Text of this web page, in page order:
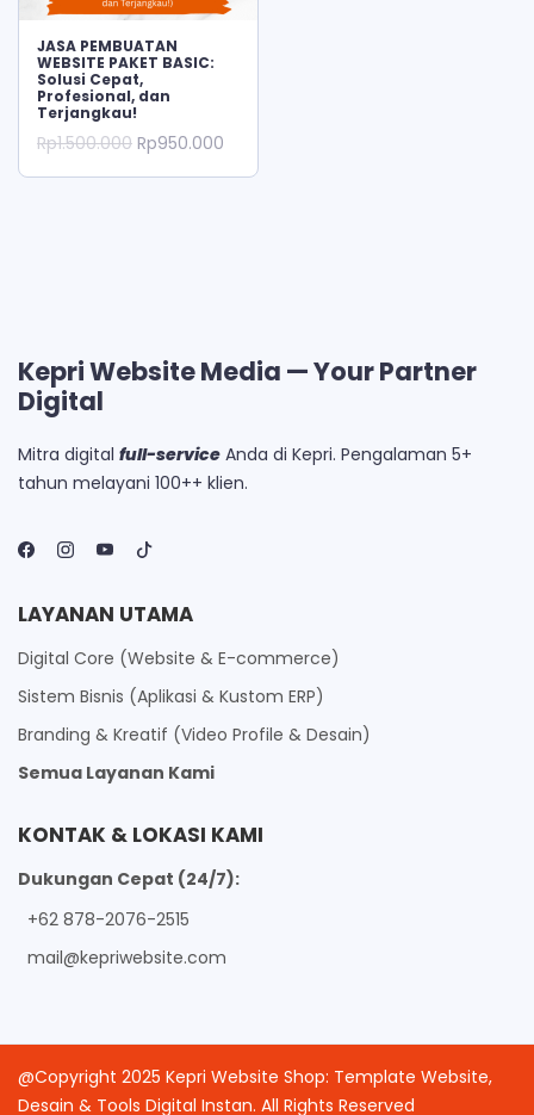
ADD TO CART
JASA PEMBUATAN
WEBSITE PAKET BASIC:
Solusi Cepat,
Profesional, dan
Terjangkau!
Rp1.500.000 Original
price
was:
Rp950.000
is:
Kepri Website Media — Your Partner
Digital
Mitra digital full-service Anda di Kepri. Pengalaman 5+
tahun melayani 100++ klien.
LAYANAN UTAMA
Digital Core (Website & E-commerce)
Sistem Bisnis (Aplikasi & Kustom ERP)
Branding & Kreatif (Video Profile & Desain)
Semua Layanan Kami
KONTAK & LOKASI KAMI
Dukungan Cepat (24/7):
+62 878-2076-2515
mail@kepriwebsite.com
@Copyright 2025 Kepri Website Shop: Template Website,
Desain & Tools Digital Instan. All Rights Reserved